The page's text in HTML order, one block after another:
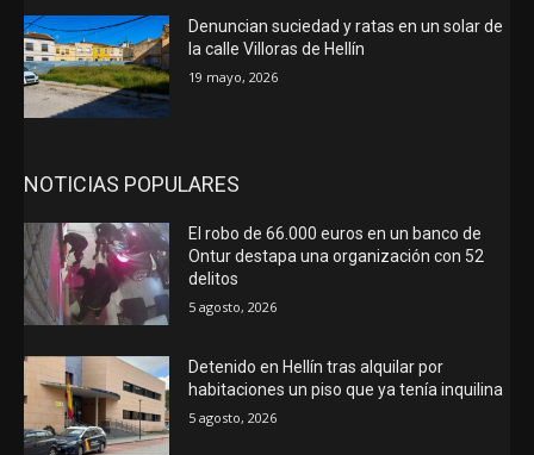
Denuncian suciedad y ratas en un solar de
la calle Villoras de Hellín
19 mayo, 2026
NOTICIAS POPULARES
El robo de 66.000 euros en un banco de
Ontur destapa una organización con 52
delitos
5 agosto, 2026
Detenido en Hellín tras alquilar por
habitaciones un piso que ya tenía inquilina
5 agosto, 2026